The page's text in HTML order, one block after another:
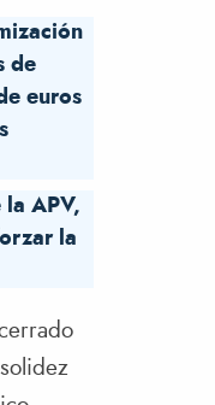
de
euros
la APV,
la